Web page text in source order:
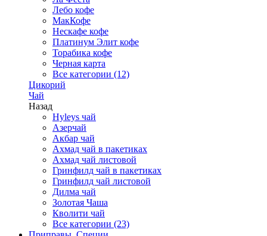
Лебо кофе
МакКофе
Нескафе кофе
Платинум Элит кофе
Торабика кофе
Черная карта
Все категории (12)
Цикорий
Чай
Назад
Hyleys чай
Азерчай
Акбар чай
Ахмад чай в пакетиках
Ахмад чай листовой
Гринфилд чай в пакетиках
Гринфилд чай листовой
Дилма чай
Золотая Чаша
Кволити чай
Все категории (23)